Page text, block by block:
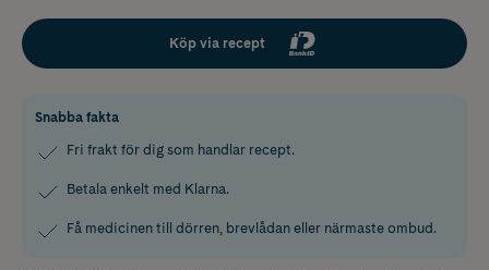
Köp via recept
Snabba fakta
Fri frakt för dig som handlar recept.
Betala enkelt med Klarna.
Få medicinen till dörren, brevlådan eller närmaste ombud.